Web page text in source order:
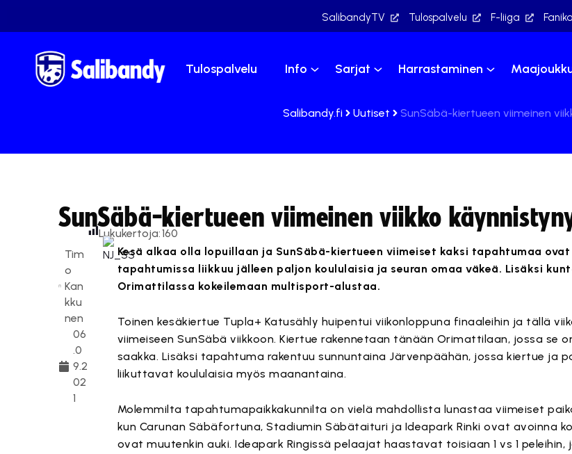
SalibandyTV Tulospalvelu F-liiga
Tulospalvelu Info Sarjat Harrastaminen
Salibandy.fi Uutiset SunSäbä-kiertueen viimeinen
SunSäbä-kiertueen viimeinen viikko
Tim
o
Kan
kku
nen
06
.0
9.2
02
1
Lukukertoja:160
Kesä alkaa olla lopuillaan ja SunSäbä-kiertueen viimeiset kaksi tapahtumaa
tapahtumissa liikkuu jälleen paljon koululaisia ja seuran omaa väkeä. Lisäksi
Orimattilassa kokeilemaan multisport-alustaa.
Toinen kesäkiertue Tupla+ Katusähly huipentui viikonloppuna finaaleihin ja tällä
viimeiseen SunSäbä viikkoon. Kiertue rakennetaan tänään Orimattilaan, jossa se
saakka. Lisäksi tapahtuma rakentuu sunnuntaina Järvenpäähän, jossa kiertue ja
liikuttavat koululaisia myös maanantaina.
Molemmilta tapahtumapaikkakunnilta on vielä mahdollista lunastaa viimeiset
kun Carunan Säbäfortuna, Stadiumin Säbätaituri ja Ideapark Rinki ovat avoinna
ovat muutenkin auki. Ideapark Ringissä pelaajat haastavat toisiaan 1 vs 1